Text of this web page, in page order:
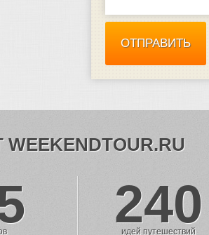
240
идей путешествий